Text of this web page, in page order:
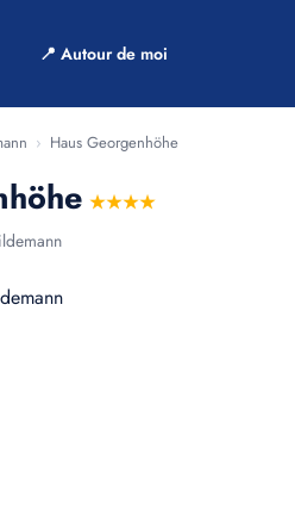
📍 Autour de moi
› Haus Georgenhöhe
★★★★